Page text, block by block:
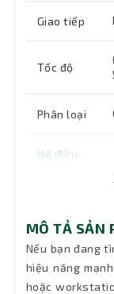
Giao tiếp
Tốc độ
Phân loại
Hệ điều
MTBF
Kích
thước
MÔ TẢ SẢN
Nếu bạn đang
hiệu năng
hoặc